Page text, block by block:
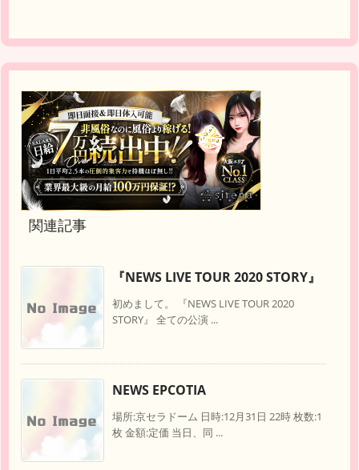
関連記事
『NEWS LIVE TOUR 2020 STORY』
初めまして。 『NEWS LIVE TOUR 2020
STORY』 全ての公演 ...
NEWS EPCOTIA
場所:京セラドーム 日時:12月31日 22時 枚数:1
枚 金額:定価 当日、同 ...